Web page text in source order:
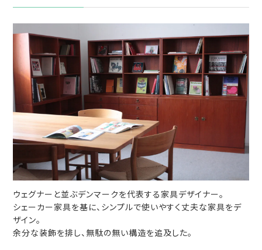
ウェグナーと並ぶデンマークを代表する家具デザイナー。
シェーカー家具を基に、シンプルで使いやすく丈夫な家具をデ
ザイン。
余分な装飾を排し、無駄の無い構造を追及した。